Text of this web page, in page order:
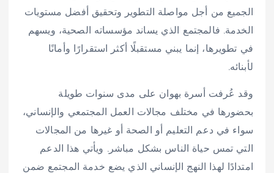
الجميع من أجل مواصلة التطوير وتحقيق أفضل مستويات
الخدمة. فالمجتمع الذي يساند مؤسساته الصحية، ويسهم
في تطويرها، إنما يبني مستقبلًا أكثر استقرارًا وأمانًا
لأبنائه.
وقد عُرفت أسرة بهوان على مدى سنوات طويلة
بحضورها في مختلف مجالات العمل المجتمعي والإنساني،
سواء في دعم التعليم أو الصحة أو غيرها من المجالات
التي تمس حياة الناس بشكل مباشر. ويأتي هذا الدعم
امتدادًا لهذا النهج الإنساني الذي يضع خدمة المجتمع ضمن